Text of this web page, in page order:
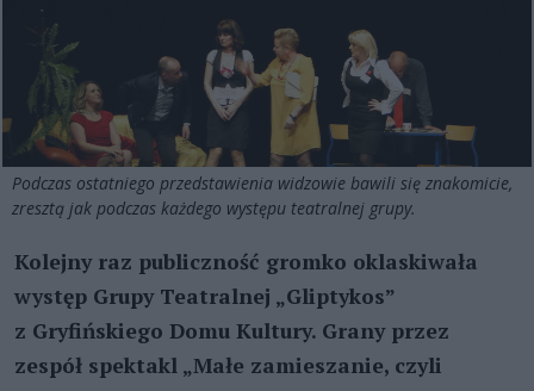
Podczas ostatniego przedstawienia widzowie bawili się znakomicie,
zresztą jak podczas każdego występu teatralnej grupy.
Kolejny raz publiczność gromko oklaskiwała
występ Grupy Teatralnej „Gliptykos”
z Gryfińskiego Domu Kultury. Grany przez
zespół spektakl „Małe zamieszanie, czyli